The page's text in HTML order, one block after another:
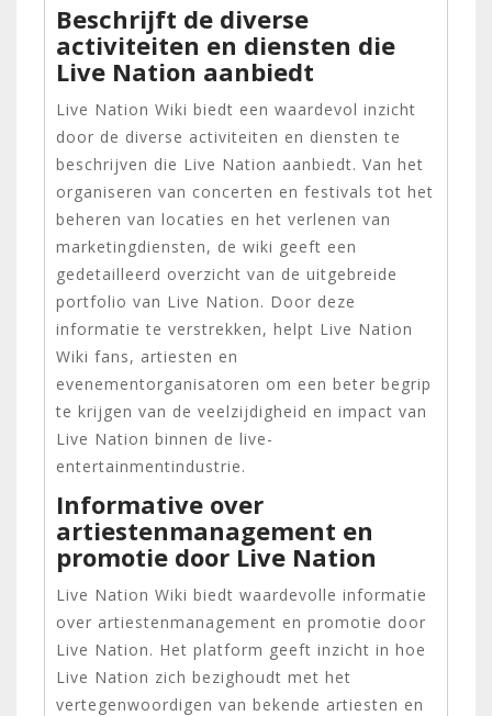
Beschrijft de diverse
activiteiten en diensten die
Live Nation aanbiedt
Live Nation Wiki biedt een waardevol inzicht
door de diverse activiteiten en diensten te
beschrijven die Live Nation aanbiedt. Van het
organiseren van concerten en festivals tot het
beheren van locaties en het verlenen van
marketingdiensten, de wiki geeft een
gedetailleerd overzicht van de uitgebreide
portfolio van Live Nation. Door deze
informatie te verstrekken, helpt Live Nation
Wiki fans, artiesten en
evenementorganisatoren om een beter begrip
te krijgen van de veelzijdigheid en impact van
Live Nation binnen de live-
entertainmentindustrie.
Informative over
artiestenmanagement en
promotie door Live Nation
Live Nation Wiki biedt waardevolle informatie
over artiestenmanagement en promotie door
Live Nation. Het platform geeft inzicht in hoe
Live Nation zich bezighoudt met het
vertegenwoordigen van bekende artiesten en